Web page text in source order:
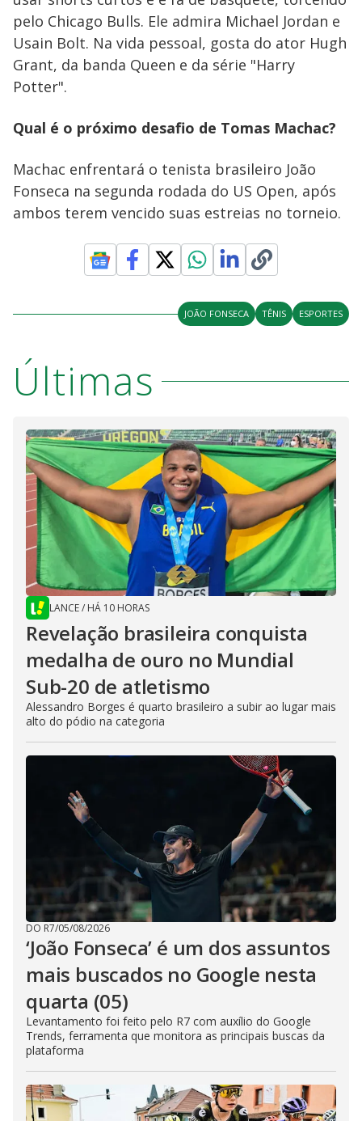
pelo Chicago Bulls. Ele admira Michael Jordan e
Usain Bolt. Na vida pessoal, gosta do ator Hugh
Grant, da banda Queen e da série "Harry
Potter".
Qual é o próximo desafio de Tomas Machac?
Machac enfrentará o tenista brasileiro João
Fonseca na segunda rodada do US Open, após
ambos terem vencido suas estreias no torneio.
JOÃO FONSECA TÊNIS ESPORTES
Últimas
LANCE/ HÁ 10 HORAS
Revelação brasileira conquista
medalha de ouro no Mundial
Sub-20 de atletismo
Alessandro Borges é quarto brasileiro a subir ao lugar mais
alto do pódio na categoria
DO R7/05/08/2026
‘João Fonseca’ é um dos assuntos
mais buscados no Google nesta
quarta (05)
Levantamento foi feito pelo R7 com auxílio do Google
Trends, ferramenta que monitora as principais buscas da
plataforma